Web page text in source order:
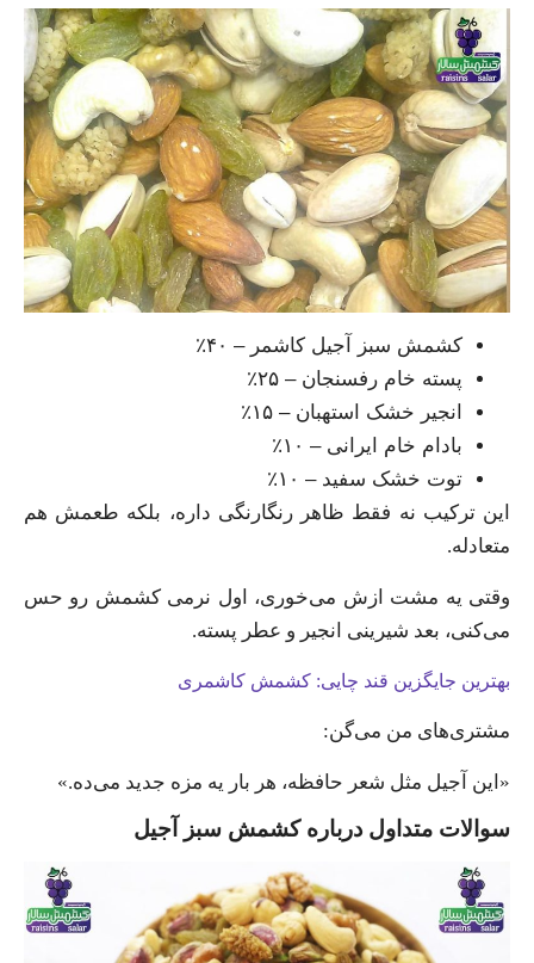
کشمش سبز آجیل کاشمر – ۴۰٪
پسته خام رفسنجان – ۲۵٪
انجیر خشک استهبان – ۱۵٪
بادام خام ایرانی – ۱۰٪
توت خشک سفید – ۱۰٪
این ترکیب نه فقط ظاهر رنگارنگی داره، بلکه طعمش هم
متعادله.
وقتی یه مشت ازش می‌خوری، اول نرمی کشمش رو حس
می‌کنی، بعد شیرینی انجیر و عطر پسته.
بهترین جایگزین قند چایی: کشمش کاشمری
مشتری‌های من می‌گن:
«این آجیل مثل شعر حافظه، هر بار یه مزه جدید می‌ده.»
سوالات متداول درباره کشمش سبز آجیل